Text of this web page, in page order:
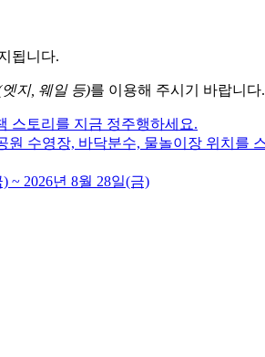
됩니다.
지, 웨일 등)를 이용해 주시기 바랍니다.